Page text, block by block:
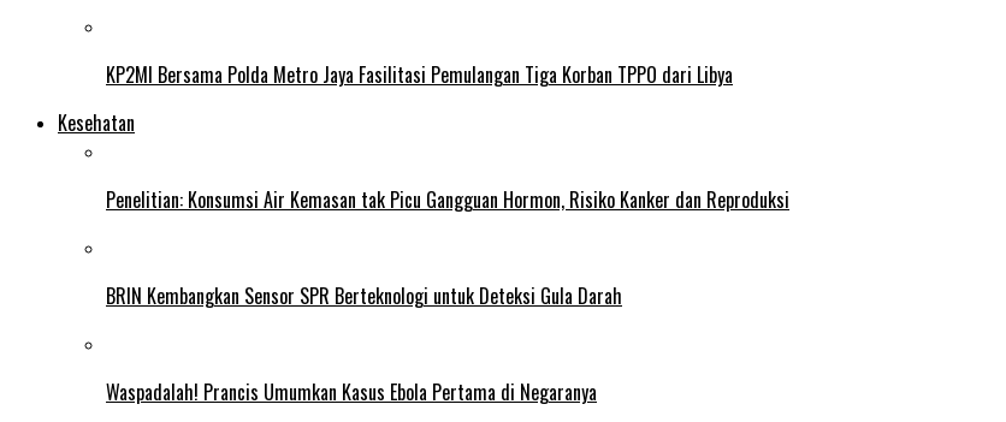
KP2MI Bersama Polda Metro Jaya Fasilitasi Pemulangan Tiga Korban TPPO dari Libya
Kesehatan
Penelitian: Konsumsi Air Kemasan tak Picu Gangguan Hormon, Risiko Kanker dan Reproduksi
BRIN Kembangkan Sensor SPR Berteknologi untuk Deteksi Gula Darah
Waspadalah! Prancis Umumkan Kasus Ebola Pertama di Negaranya